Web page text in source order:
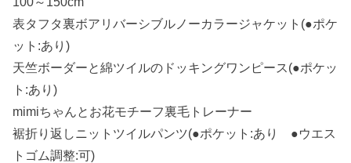
表タフタ裏ボアリバーシブルノーカラージャケット(●ポケ
ット:あり)
天竺ボーダーと綿ツイルのドッキングワンピース(●ポケッ
ト:あり)
mimiちゃんとお花モチーフ裏毛トレーナー
裾折り返しニットツイルパンツ(●ポケット:あり ●ウエス
トゴム調整:可)